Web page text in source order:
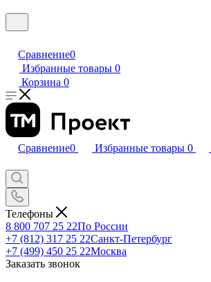
Сравнение0
Избранные товары 0
Корзина 0
Сравнение0 Избранные товары 0
Телефоны
8 800 707 25 22По России
+7 (812) 317 25 22Санкт-Петербург
+7 (499) 450 25 22Москва
Заказать звонок